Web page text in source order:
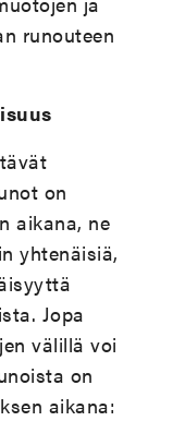
runouteen
on
aikana, ne
yhtenäisiä,
Jopa
välillä voi
on
aikana: